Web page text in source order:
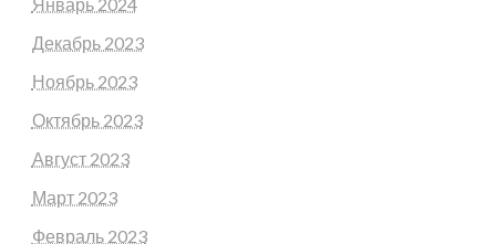
Декабрь 2023
Ноябрь 2023
Октябрь 2023
Август 2023
Март 2023
Февраль 2023